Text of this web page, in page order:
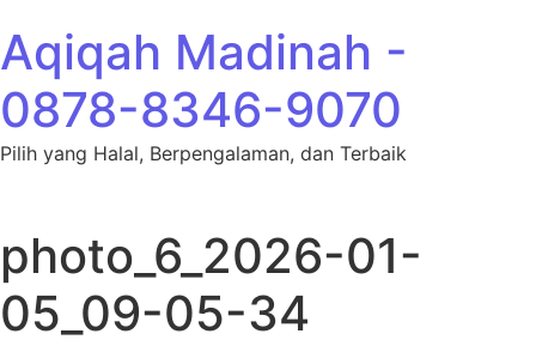
Aqiqah Madinah -
0878-8346-9070
Pilih yang Halal, Berpengalaman, dan Terbaik
photo_6_2026-01-
05_09-05-34